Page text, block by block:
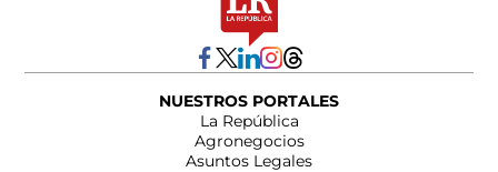
NUESTROS PORTALES
La República
Agronegocios
Asuntos Legales